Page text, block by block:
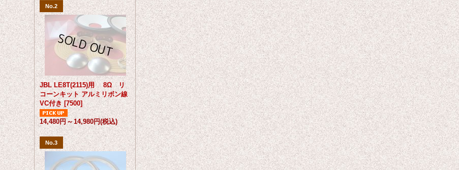
No.2
JBL LE8T(2115)用 8Ω リ
コーンキット アルミリボン線
VC付き [7500]
14,480円～14,980円(税込)
No.3